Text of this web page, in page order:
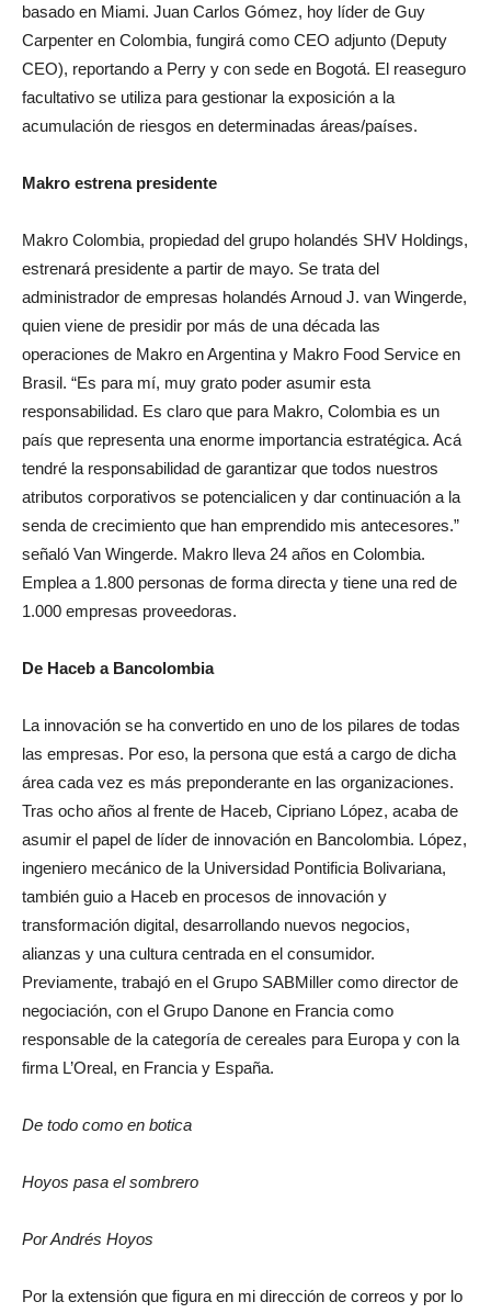
basado en Miami. Juan Carlos Gómez, hoy líder de Guy
Carpenter en Colombia, fungirá como CEO adjunto (Deputy
CEO), reportando a Perry y con sede en Bogotá. El reaseguro
facultativo se utiliza para gestionar la exposición a la
acumulación de riesgos en determinadas áreas/países.
Makro estrena presidente
Makro Colombia, propiedad del grupo holandés SHV Holdings,
estrenará presidente a partir de mayo. Se trata del
administrador de empresas holandés Arnoud J. van Wingerde,
quien viene de presidir por más de una década las
operaciones de Makro en Argentina y Makro Food Service en
Brasil. “Es para mí, muy grato poder asumir esta
responsabilidad. Es claro que para Makro, Colombia es un
país que representa una enorme importancia estratégica. Acá
tendré la responsabilidad de garantizar que todos nuestros
atributos corporativos se potencialicen y dar continuación a la
senda de crecimiento que han emprendido mis antecesores.”
señaló Van Wingerde. Makro lleva 24 años en Colombia.
Emplea a 1.800 personas de forma directa y tiene una red de
1.000 empresas proveedoras.
De Haceb a Bancolombia
La innovación se ha convertido en uno de los pilares de todas
las empresas. Por eso, la persona que está a cargo de dicha
área cada vez es más preponderante en las organizaciones.
Tras ocho años al frente de Haceb, Cipriano López, acaba de
asumir el papel de líder de innovación en Bancolombia. López,
ingeniero mecánico de la Universidad Pontificia Bolivariana,
también guio a Haceb en procesos de innovación y
transformación digital, desarrollando nuevos negocios,
alianzas y una cultura centrada en el consumidor.
Previamente, trabajó en el Grupo SABMiller como director de
negociación, con el Grupo Danone en Francia como
responsable de la categoría de cereales para Europa y con la
firma L’Oreal, en Francia y España.
De todo como en botica
Hoyos pasa el sombrero
Por Andrés Hoyos
Por la extensión que figura en mi dirección de correos y por lo